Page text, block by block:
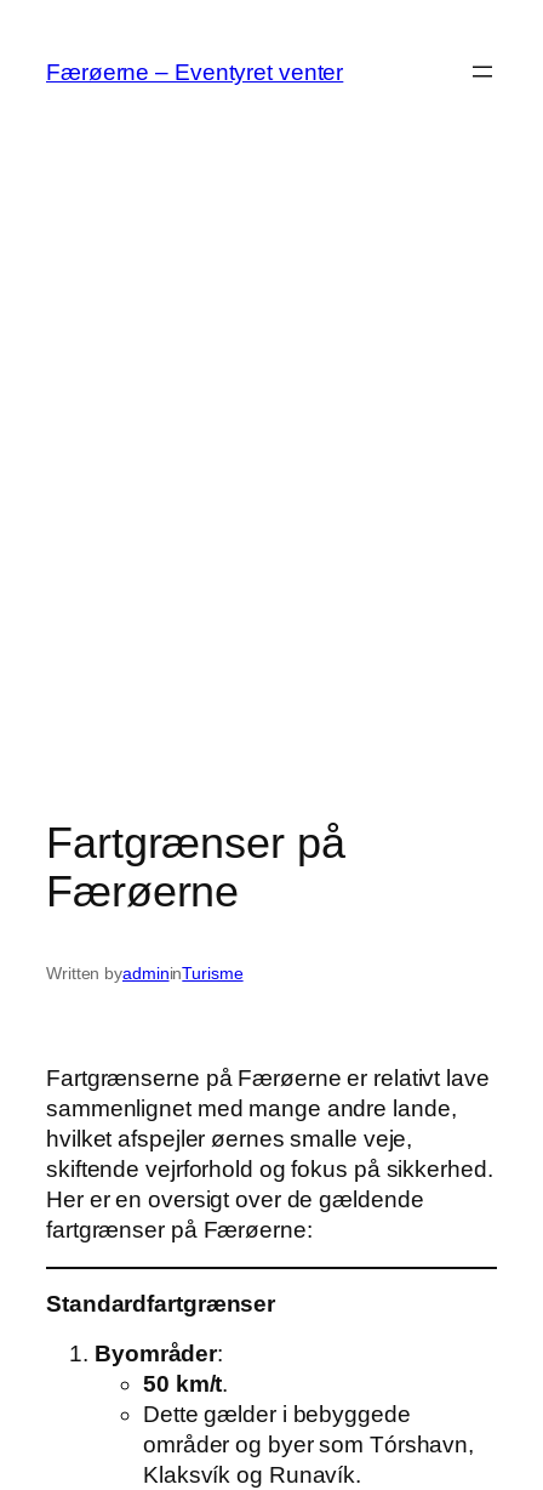
indhold
Færøerne – Eventyret venter
Fartgrænser på
Færøerne
Written byadmininTurisme
Fartgrænserne på Færøerne er relativt lave
sammenlignet med mange andre lande,
hvilket afspejler øernes smalle veje,
skiftende vejrforhold og fokus på sikkerhed.
Her er en oversigt over de gældende
fartgrænser på Færøerne:
Standardfartgrænser
Byområder:
50 km/t.
Dette gælder i bebyggede
områder og byer som Tórshavn,
Klaksvík og Runavík.